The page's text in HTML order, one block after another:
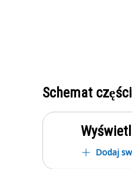
Schemat
Dodaj